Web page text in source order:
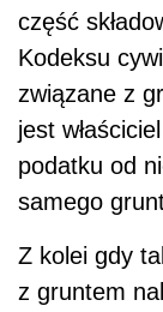
część
Kodeksu
związane z
jest
podatku od
samego
Z kolei gdy
z gruntem